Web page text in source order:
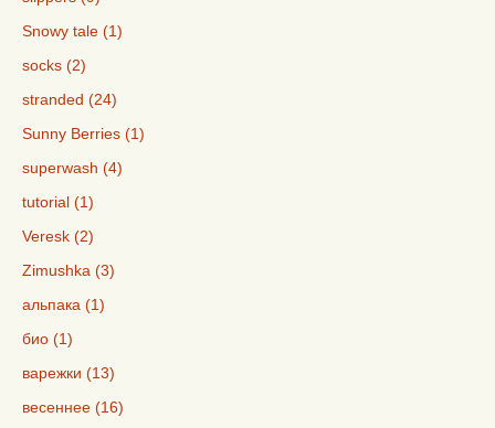
Snowy tale (1)
socks (2)
stranded (24)
Sunny Berries (1)
superwash (4)
tutorial (1)
Veresk (2)
Zimushka (3)
альпака (1)
био (1)
варежки (13)
весеннее (16)